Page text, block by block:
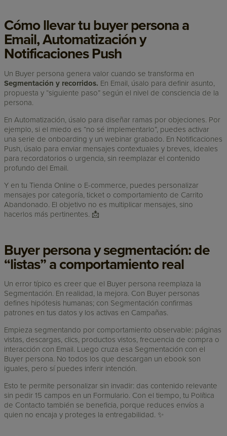
Cómo llevar tu buyer persona a
Email, Automatización y
Notificaciones Push
Un Buyer persona genera valor cuando se transforma en
Segmentación y recorridos. En Email, úsalo para definir asunto,
propuesta y “siguiente paso” según el nivel de consciencia de la
persona.
En Automatización, úsalo para diseñar ramas por objeciones. Por
ejemplo, si el miedo es “no sé implementarlo”, puedes activar
una serie de onboarding y un webinar grabado. En Notificaciones
Push, úsalo para enviar mensajes contextuales y breves, ideales
para recordatorios o urgencia, sin reemplazar el contenido
profundo del Email.
Y en tu Tienda Online o E-commerce, puedes personalizar
mensajes por categoría, ticket o comportamiento de Carrito
Abandonado. El objetivo no es multiplicar mensajes, sino
hacerlos más pertinentes. 📩
Buyer persona y segmentación: de
“listas” a comportamiento real
Un error típico es creer que el Buyer persona reemplaza la
Segmentación. En realidad, la mejora. Con Buyer personas
defines hipótesis humanas; con Segmentación confirmas
patrones en tus datos y los activas en Campañas.
Empieza segmentando por comportamiento observable: páginas
vistas, descargas, clics, productos vistos, frecuencia de compra o
interacción con Email. Luego cruza esa Segmentación con el
Buyer persona. No todos los que descargan un ebook son
iguales, pero sí puedes inferir intención.
Esto te permite personalizar sin invadir: das contenido relevante
sin pedir 15 campos en un Formulario. Con el tiempo, tu Política
de Contacto también se beneficia, porque reduces envíos a
quien no encaja y proteges la entregabilidad. ✨